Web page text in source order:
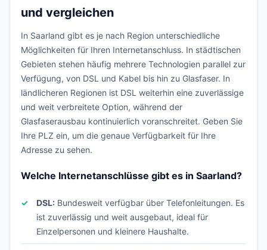
und vergleichen
In Saarland gibt es je nach Region unterschiedliche
Möglichkeiten für Ihren Internetanschluss. In städtischen
Gebieten stehen häufig mehrere Technologien parallel zur
Verfügung, von DSL und Kabel bis hin zu Glasfaser. In
ländlicheren Regionen ist DSL weiterhin eine zuverlässige
und weit verbreitete Option, während der
Glasfaserausbau kontinuierlich voranschreitet. Geben Sie
Ihre PLZ ein, um die genaue Verfügbarkeit für Ihre
Adresse zu sehen.
Welche Internetanschlüsse gibt es in Saarland?
DSL: Bundesweit verfügbar über Telefonleitungen. Es
ist zuverlässig und weit ausgebaut, ideal für
Einzelpersonen und kleinere Haushalte.